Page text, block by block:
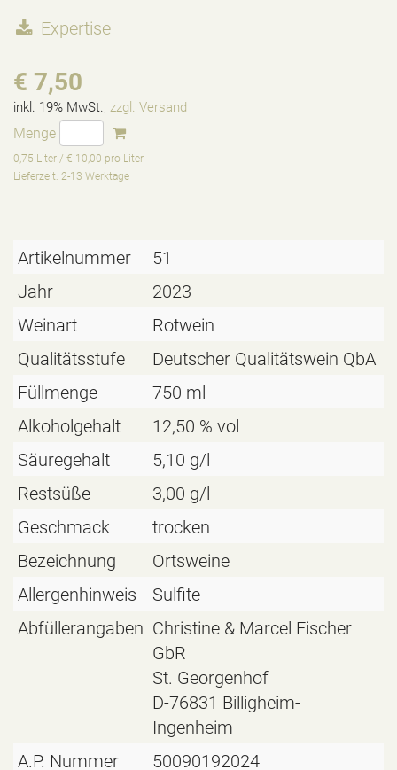
Expertise
€ 7,50
inkl. 19% MwSt., zzgl. Versand
Menge
0,75 Liter / € 10,00 pro Liter
Lieferzeit: 2-13 Werktage
Artikelnummer
51
Jahr
2023
Weinart
Rotwein
Qualitätsstufe
Deutscher Qualitätswein QbA
Füllmenge
750 ml
Alkoholgehalt
12,50 % vol
Säuregehalt
5,10 g/l
Restsüße
3,00 g/l
Geschmack
trocken
Bezeichnung
Ortsweine
Allergenhinweis
Sulfite
Abfüllerangaben Christine & Marcel Fischer
GbR
St. Georgenhof
D-76831 Billigheim-
Ingenheim
A.P. Nummer
50090192024